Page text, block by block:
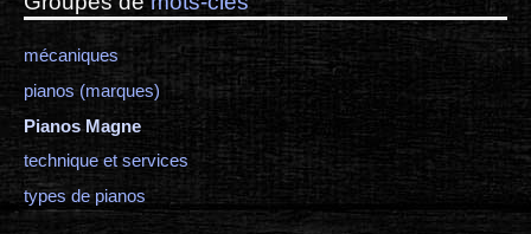
mécaniques
pianos (marques)
Pianos Magne
technique et services
types de pianos